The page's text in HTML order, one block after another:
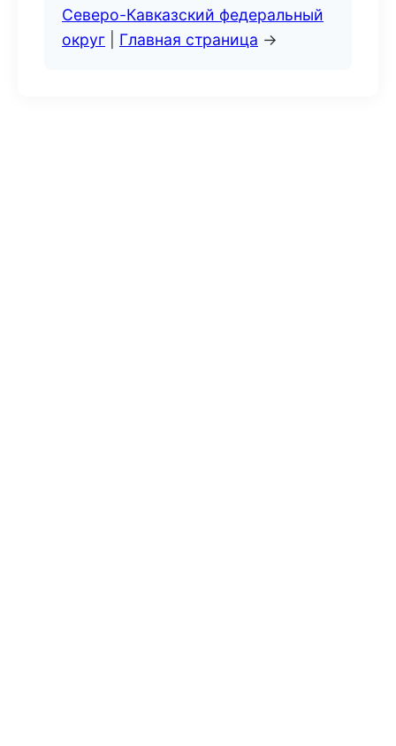
Северо-Кавказский федеральный
округ
Главная страница →